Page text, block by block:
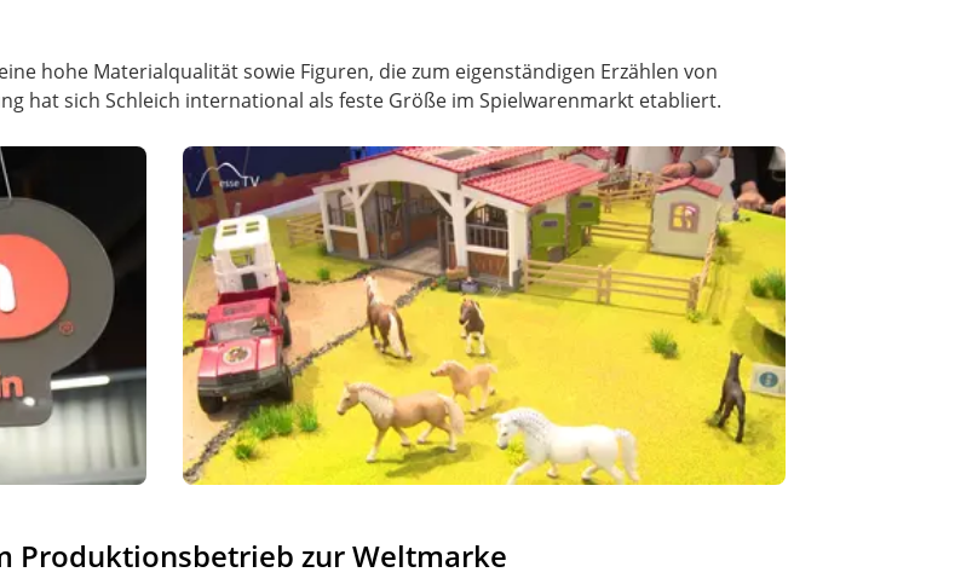
hohe Materialqualität sowie Figuren, die zum eigenständigen Erzählen von
hat sich Schleich international als feste Größe im Spielwarenmarkt etabliert.
Produktionsbetrieb zur Weltmarke